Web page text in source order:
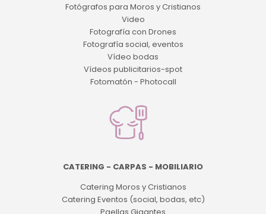
Fotógrafos para Moros y Cristianos
Video
Fotografía con Drones
Fotografía social, eventos
Vídeo bodas
Vídeos publicitarios-spot
Fotomatón - Photocall
CATERING - CARPAS - MOBILIARIO
Catering Moros y Cristianos
Catering Eventos (social, bodas, etc)